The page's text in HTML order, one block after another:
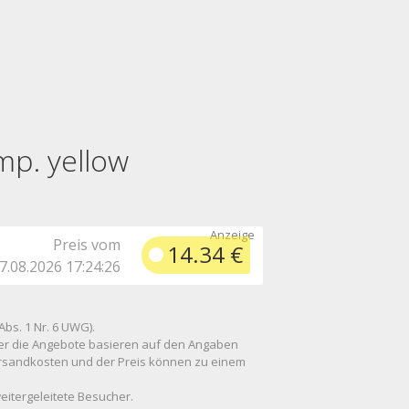
yellow
Preis vom
17:24:26
14.34 €
1 Nr. 6 UWG).
die Angebote basieren auf den Angaben
und der Preis können zu einem
Besucher.